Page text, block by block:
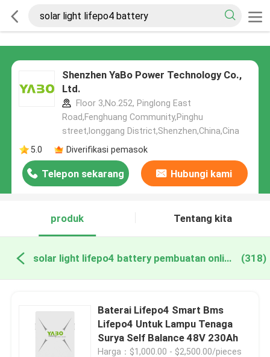
Shenzhen YaBo Power Technology Co.,
Ltd.
Floor 3,No.252, Pinglong East
Road,Fenghuang Community,Pinghu
street,longgang District,Shenzhen,China,Cina
5.0
Diverifikasi pemasok
Telepon sekarang Hubungi kami
produk Tentang kita
solar light lifepo4 battery pembuatan online (318)
Baterai Lifepo4 Smart Bms
Lifepo4 Untuk Lampu Tenaga
Surya Self Balance 48V 230Ah
Harga：$1,000.00 - $2,500.00/pieces